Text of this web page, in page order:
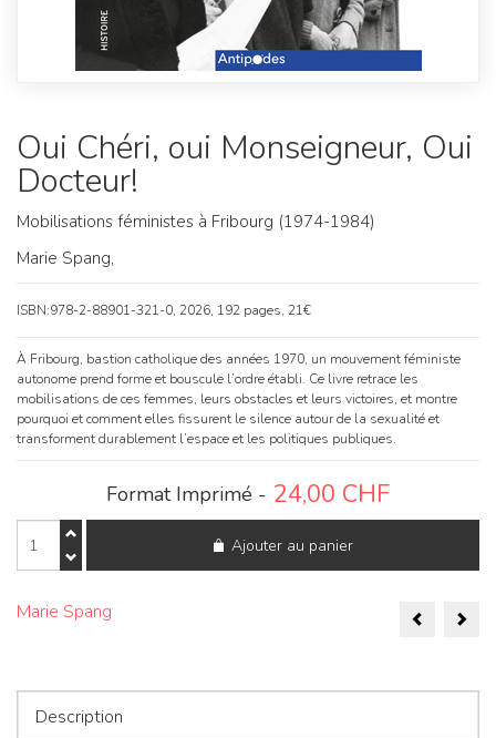
Oui Chéri, oui Monseigneur, Oui
Docteur!
Mobilisations féministes à Fribourg (1974-1984)
Marie Spang,
ISBN:978-2-88901-321-0, 2026, 192 pages, 21€
À Fribourg, bastion catholique des années 1970, un mouvement féministe
autonome prend forme et bouscule l’ordre établi. Ce livre retrace les
mobilisations de ces femmes, leurs obstacles et leurs victoires, et montre
pourquoi et comment elles fissurent le silence autour de la sexualité et
transforment durablement l’espace et les politiques publiques.
Format Imprimé - 24,00 CHF
Oui
oui
Ajouter au panier
Marie Spang
Description